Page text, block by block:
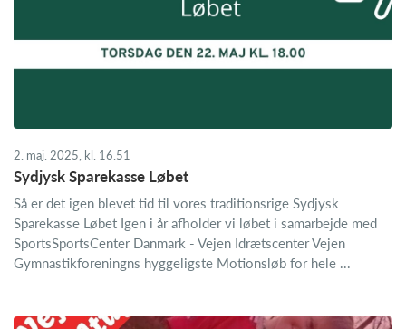
2. maj. 2025, kl. 16.51
Sydjysk Sparekasse Løbet
Så er det igen blevet tid til vores traditionsrige Sydjysk
Sparekasse Løbet Igen i år afholder vi løbet i samarbejde med
SportsSportsCenter Danmark - Vejen Idrætscenter Vejen
Gymnastikforeningns hyggeligste Motionsløb for hele ...